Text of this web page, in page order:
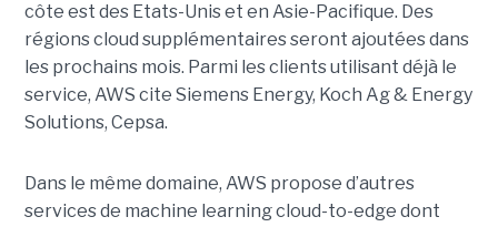
côte est des Etats-Unis et en Asie-Pacifique. Des
régions cloud supplémentaires seront ajoutées dans
les prochains mois. Parmi les clients utilisant déjà le
service, AWS cite Siemens Energy, Koch Ag & Energy
Solutions, Cepsa.
Dans le même domaine, AWS propose d’autres
services de machine learning cloud-to-edge dont